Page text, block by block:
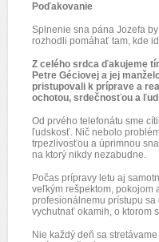
Poďakovanie
Splnenie sna pána Jozefa
rozhodli pomáhať tam, kde
Z celého srdca ďakujeme
Petre Géciovej a jej
pristupovali k príprave a
ochotou, srdečnosťou a
Od prvého telefonátu sme
ľudskosť. Nič nebolo
trpezlivosťou a úprimnou
na ktorý nikdy nezabudne.
Počas prípravy letu aj
veľkým rešpektom, pokojom
profesionálnemu prístupu
vychutnať okamih, o ktorom
Nie každý deň sa